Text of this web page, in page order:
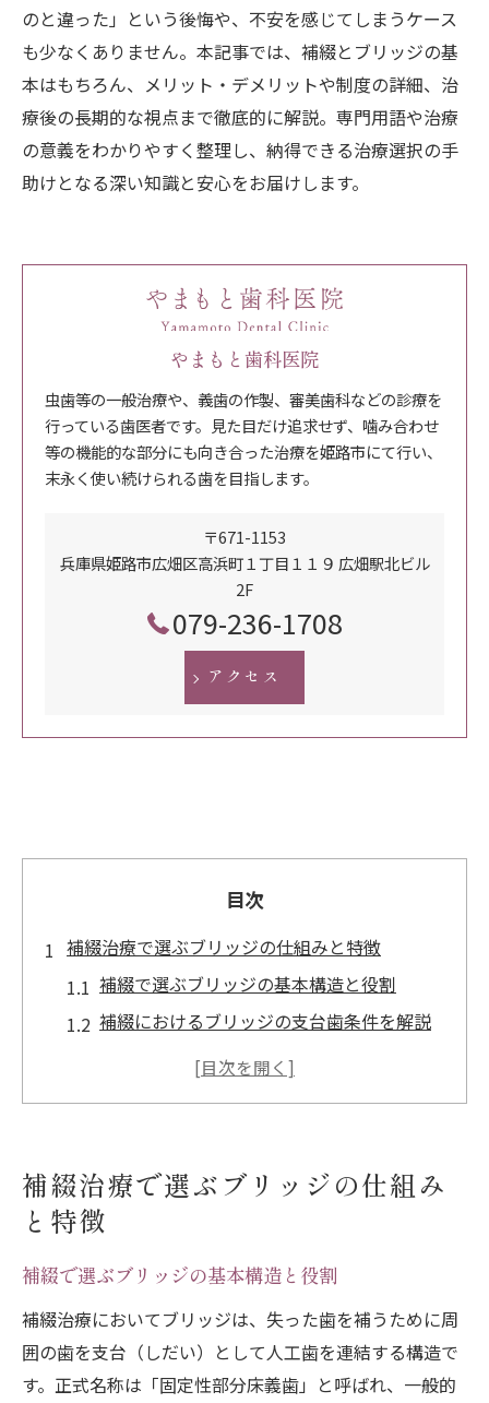
のと違った」という後悔や、不安を感じてしまうケース
も少なくありません。本記事では、補綴とブリッジの基
本はもちろん、メリット・デメリットや制度の詳細、治
療後の長期的な視点まで徹底的に解説。専門用語や治療
の意義をわかりやすく整理し、納得できる治療選択の手
助けとなる深い知識と安心をお届けします。
やまもと歯科医院
虫歯等の一般治療や、義歯の作製、審美歯科などの診療を
行っている歯医者です。見た目だけ追求せず、噛み合わせ
等の機能的な部分にも向き合った治療を姫路市にて行い、
末永く使い続けられる歯を目指します。
〒671-1153
兵庫県姫路市広畑区高浜町１丁目１１９ 広畑駅北ビル
2F
079-236-1708
アクセス
目次
補綴治療で選ぶブリッジの仕組みと特徴
補綴で選ぶブリッジの基本構造と役割
補綴におけるブリッジの支台歯条件を解説
歯科補綴でのブリッジ歯式の書き方のポイ
意点
ブリッジのメリット・デメリット徹底解明
補綴で比較するブリッジの主なメリット
補綴治療で気になるブリッジのデメリット
ブリッジで健康な歯を守る補綴の工夫
補綴とブリッジの寿命に影響する要素
補綴治療で選ぶブリッジの仕組み
と特徴
補綴で選ぶブリッジの基本構造と役割
補綴治療においてブリッジは、失った歯を補うために周
囲の歯を支台（しだい）として人工歯を連結する構造で
す。正式名称は「固定性部分床義歯」と呼ばれ、一般的